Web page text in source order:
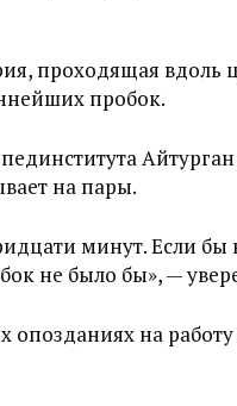
проходящая вдоль
пробок.
Айтурган
на пары.
минут. Если бы
не было бы», —
опозданиях на